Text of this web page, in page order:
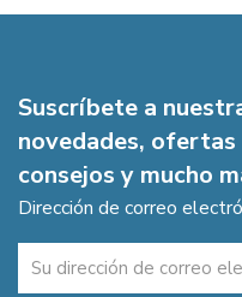
Suscríbete a
novedades,
consejos y mucho
Dirección de correo